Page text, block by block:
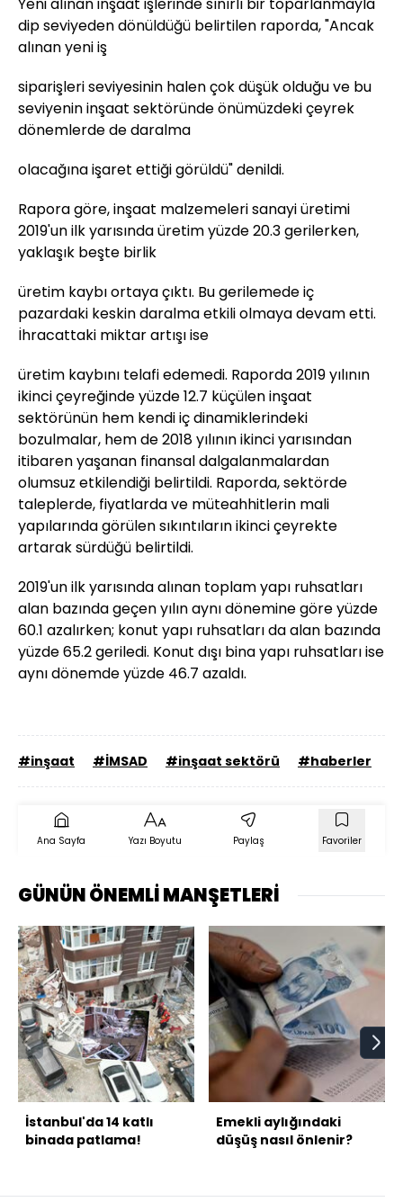
Yeni alınan inşaat işlerinde sınırlı bir toparlanmayla
dip seviyeden dönüldüğü belirtilen raporda, "Ancak
alınan yeni iş
siparişleri seviyesinin halen çok düşük olduğu ve bu
seviyenin inşaat sektöründe önümüzdeki çeyrek
dönemlerde de daralma
olacağına işaret ettiği görüldü" denildi.
Rapora göre, inşaat malzemeleri sanayi üretimi
2019'un ilk yarısında üretim yüzde 20.3 gerilerken,
yaklaşık beşte birlik
üretim kaybı ortaya çıktı. Bu gerilemede iç
pazardaki keskin daralma etkili olmaya devam etti.
İhracattaki miktar artışı ise
üretim kaybını telafi edemedi. Raporda 2019 yılının
ikinci çeyreğinde yüzde 12.7 küçülen inşaat
sektörünün hem kendi iç dinamiklerindeki
bozulmalar, hem de 2018 yılının ikinci yarısından
itibaren yaşanan finansal dalgalanmalardan
olumsuz etkilendiği belirtildi. Raporda, sektörde
taleplerde, fiyatlarda ve müteahhitlerin mali
yapılarında görülen sıkıntıların ikinci çeyrekte
artarak sürdüğü belirtildi.
2019'un ilk yarısında alınan toplam yapı ruhsatları
alan bazında geçen yılın aynı dönemine göre yüzde
60.1 azalırken; konut yapı ruhsatları da alan bazında
yüzde 65.2 geriledi. Konut dışı bina yapı ruhsatları ise
aynı dönemde yüzde 46.7 azaldı.
#inşaat #İMSAD #inşaat sektörü #haberler
Ana Sayfa Yazı Boyutu Paylaş Favoriler
GÜNÜN ÖNEMLİ MANŞETLERİ
İstanbul'da 14 katlı
binada patlama!
Emekli aylığındaki
düşüş nasıl önlenir?